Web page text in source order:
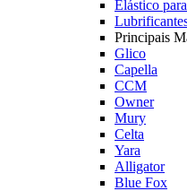
Elástico
Principais
Glico
Capella
CCM
Owner
Mury
Celta
Yara
Alligator
Blue Fox